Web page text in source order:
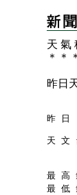
天 氣
＊
＊ ＊
昨日
昨 日
天 文
最
最